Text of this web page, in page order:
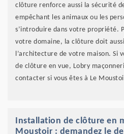
clôture renforce aussi la sécurité
empêchant les animaux ou les
s’introduire dans votre propriété.
votre domaine, la clôture doit
l’architecture de votre maison. Si
de clôture en vue, Lobry
contacter si vous êtes à Le
Installation de clôture en
Moustoir : demandez le